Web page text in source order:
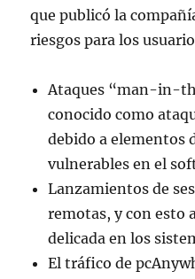
que publicó la
riesgos para los
Ataques “man-in-
conocido como
debido a elementos
vulnerables en el
Lanzamientos de
remotas, y con esto
delicada en los
El tráfico de